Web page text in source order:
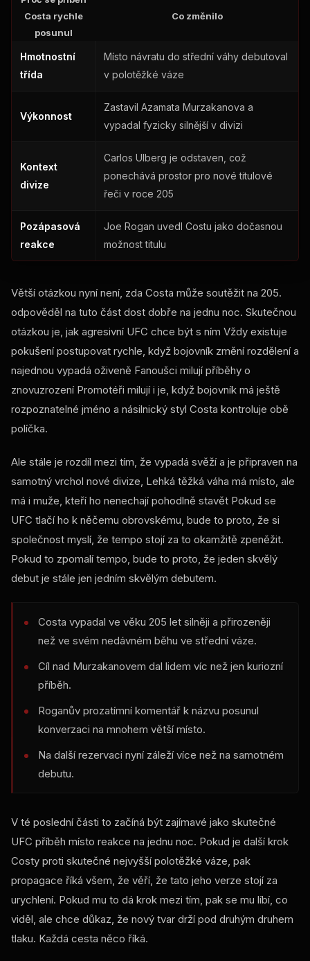
Costa rychle
posunul
Co změnilo
Hmotnostní
třída
Místo návratu do střední váhy debutoval
v polotěžké váze
Výkonnost
Zastavil Azamata Murzakanova a
vypadal fyzicky silnější v divizi
Kontext
divize
Carlos Ulberg je odstaven, což
ponechává prostor pro nové titulové
řeči v roce 205
Pozápasová
reakce
Joe Rogan uvedl Costu jako dočasnou
možnost titulu
Větší otázkou nyní není, zda Costa může soutěžit na 205.
odpověděl na tuto část dost dobře na jednu noc. Skutečnou
otázkou je, jak agresivní UFC chce být s ním Vždy existuje
pokušení postupovat rychle, když bojovník změní rozdělení a
najednou vypadá oživeně Fanoušci milují příběhy o
znovuzrození Promotéři milují i je, když bojovník má ještě
rozpoznatelné jméno a násilnický styl Costa kontroluje obě
políčka.
Ale stále je rozdíl mezi tím, že vypadá svěží a je připraven na
samotný vrchol nové divize, Lehká těžká váha má místo, ale
má i muže, kteří ho nenechají pohodlně stavět Pokud se
UFC tlačí ho k něčemu obrovskému, bude to proto, že si
společnost myslí, že tempo stojí za to okamžitě zpeněžit.
Pokud to zpomalí tempo, bude to proto, že jeden skvělý
debut je stále jen jedním skvělým debutem.
Costa vypadal ve věku 205 let silněji a přirozeněji
než ve svém nedávném běhu ve střední váze.
Cíl nad Murzakanovem dal lidem víc než jen kuriozní
příběh.
Roganův prozatímní komentář k názvu posunul
konverzaci na mnohem větší místo.
Na další rezervaci nyní záleží více než na samotném
debutu.
V té poslední části to začíná být zajímavé jako skutečné
UFC příběh místo reakce na jednu noc. Pokud je další krok
Costy proti skutečné nejvyšší polotěžké váze, pak
propagace říká všem, že věří, že tato jeho verze stojí za
urychlení. Pokud mu to dá krok mezi tím, pak se mu líbí, co
viděl, ale chce důkaz, že nový tvar drží pod druhým druhem
tlaku. Každá cesta něco říká.